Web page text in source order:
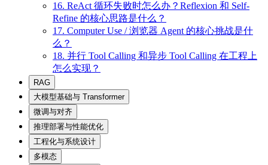
16. ReAct 循环失败时怎么办？Reflexion 和 Self-
Refine 的核心思路是什么？
17. Computer Use / 浏览器 Agent 的核心挑战是什
么？
18. 并行 Tool Calling 和异步 Tool Calling 在工程上
怎么实现？
RAG
大模型基础与 Transformer
微调与对齐
推理部署与性能优化
工程化与系统设计
多模态